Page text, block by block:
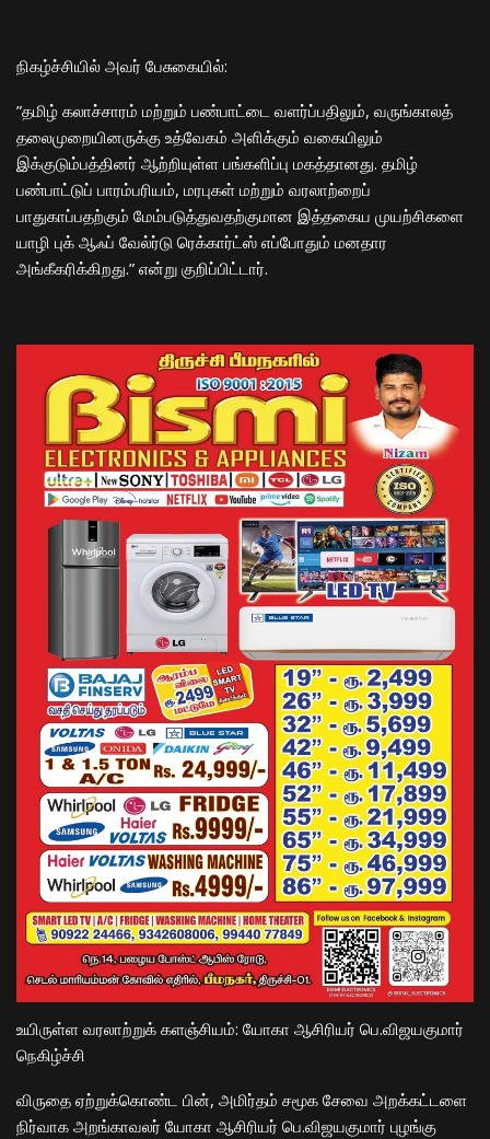
​நிகழ்ச்சியில் அவர் பேசுகையில்:
​”தமிழ் கலாச்சாரம் மற்றும் பண்பாட்டை வளர்ப்பதிலும், வருங்காலத்
தலைமுறையினருக்கு உத்வேகம் அளிக்கும் வகையிலும்
இக்குடும்பத்தினர் ஆற்றியுள்ள பங்களிப்பு மகத்தானது. தமிழ்
பண்பாட்டுப் பாரம்பரியம், மரபுகள் மற்றும் வரலாற்றைப்
பாதுகாப்பதற்கும் மேம்படுத்துவதற்குமான இத்தகைய முயற்சிகளை
யாழி புக் ஆஃப் வேல்ர்டு ரெக்கார்ட்ஸ் எப்போதும் மனதார
அங்கீகரிக்கிறது.” என்று குறிப்பிட்டார்.
​உயிருள்ள வரலாற்றுக் களஞ்சியம்: யோகா ஆசிரியர் பெ.விஜயகுமார்
நெகிழ்ச்சி
​விருதை ஏற்றுக்கொண்ட பின், அமிர்தம் சமூக சேவை அறக்கட்டளை
நிர்வாக அறங்காவலர் யோகா ஆசிரியர் பெ.விஜயகுமார் புழங்கு